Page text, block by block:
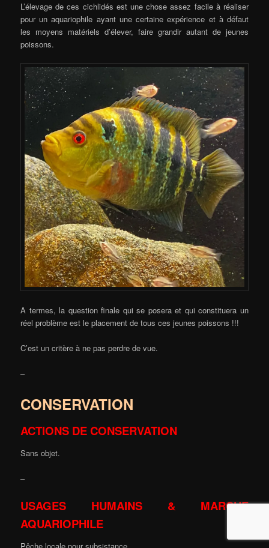
L’élevage de ces cichlidés est une chose assez facile à réaliser
pour un aquariophile ayant une certaine expérience et à défaut
les moyens matériels d’élever, faire grandir autant de jeunes
poissons.
A termes, la question finale qui se posera et qui constituera un
réel problème est le placement de tous ces jeunes poissons !!!
C’est un critère à ne pas perdre de vue.
–
CONSERVATION
ACTIONS DE CONSERVATION
Sans objet.
–
USAGES HUMAINS & MARCHE
AQUARIOPHILE
Pêche locale pour subsistance.